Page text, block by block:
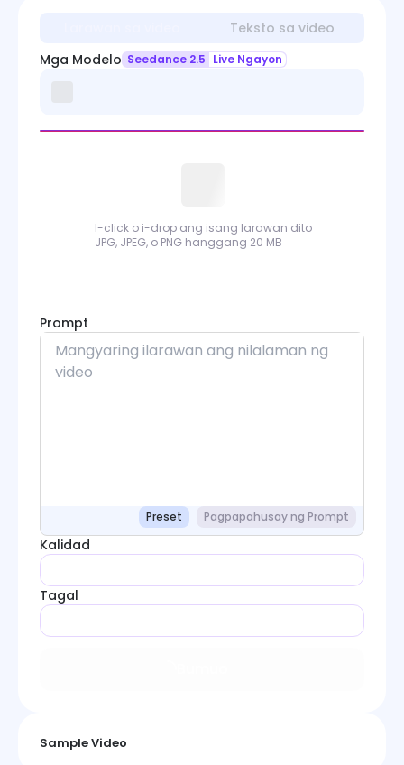
Teksto sa video
Mga Modelo Seedance 2.5 Live Ngayon
I-click o i-drop ang isang larawan dito
JPG, JPEG, o PNG hanggang 20 MB
Prompt
Preset Pagpapahusay ng Prompt
Kalidad
Tagal
Sample Video